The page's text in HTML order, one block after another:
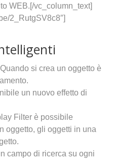
WEB.[/vc_column_text]
2_RutgSV8c8″]
si crea un oggetto è
un nuovo effetto di
Filter è possibile
oggetto, gli oggetti in una
campo di ricerca su ogni